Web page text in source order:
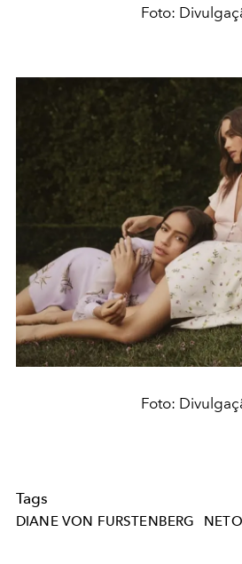
Foto:
Foto:
Tags
DIANE VON FURSTENBERG